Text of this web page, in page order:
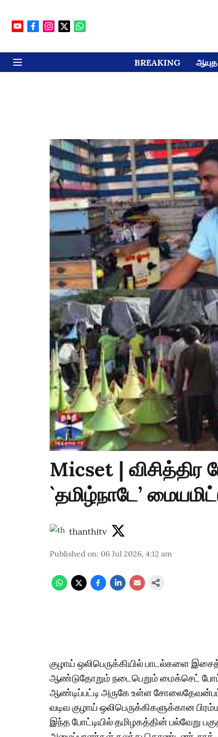
BREAKING ஆயுத
Micset | விசித்திர
`தமிழ்நாடே’
thanthitv
Published on: 06 Jul 2026, 4:12 am
குழாய் ஒலிபெருக்கியில் பாடல்களை
ஆண்டுதோறும் நடைபெறும் மைக்செட்
ஆண்டிப்பட்டி அருகே உள்ள
வடிவ குழாய் ஒலிபெருக்கிகளுக்கான
இந்த போட்டியில் தமிழகத்தின் பல்வேறு